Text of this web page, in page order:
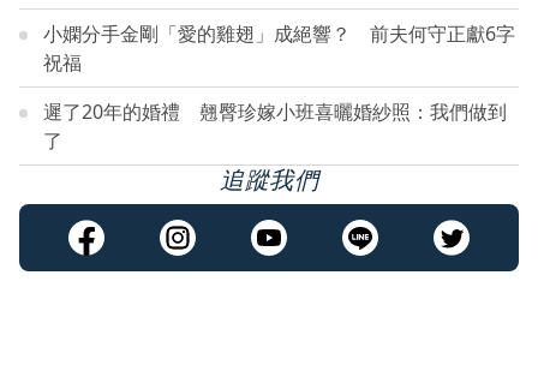
小嫻分手金剛「愛的雞翅」成絕響？ 前夫何守正獻6字
祝福
遲了20年的婚禮 翹臀珍嫁小班喜曬婚紗照：我們做到
了
追蹤我們